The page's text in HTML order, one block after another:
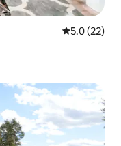
คะแนนเฉลี่ย
5.0 (22)